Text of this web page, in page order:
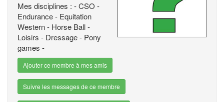
Mes disciplines : - CSO -
Endurance - Equitation
Western - Horse Ball -
Loisirs - Dressage - Pony
games -
Ajouter ce membre à mes amis
Suivre les messages de ce membre